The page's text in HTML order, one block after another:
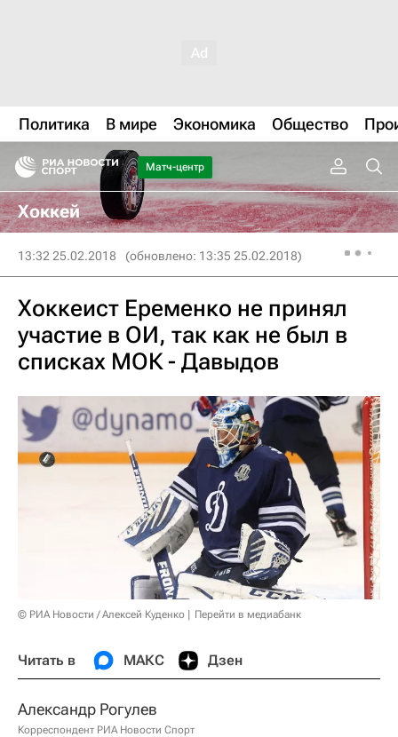
Политика В мире Экономика Общество
Матч-центр
Хоккей
13:32 25.02.2018 (обновлено: 13:35 25.02.2018)
Хоккеист Еременко не принял
участие в ОИ, так как не был в
списках МОК - Давыдов
© РИА Новости / Алексей Куденко Перейти в медиабанк
Читать в МАКС Дзен
Александр Рогулев
Корреспондент РИА Новости Спорт